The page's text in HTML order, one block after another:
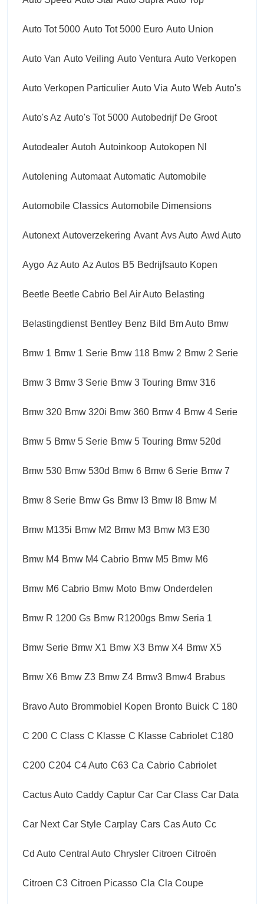
Auto Tot 5000 Auto Tot 5000 Euro Auto Union
Auto Van Auto Veiling Auto Ventura Auto Verkopen
Auto Verkopen Particulier Auto Via Auto Web Auto's
Auto's Az Auto's Tot 5000 Autobedrijf De Groot
Autodealer Autoh Autoinkoop Autokopen Nl
Autolening Automaat Automatic Automobile
Automobile Classics Automobile Dimensions
Autonext Autoverzekering Avant Avs Auto Awd Auto
Aygo Az Auto Az Autos B5 Bedrijfsauto Kopen
Beetle Beetle Cabrio Bel Air Auto Belasting
Belastingdienst Bentley Benz Bild Bm Auto Bmw
Bmw 1 Bmw 1 Serie Bmw 118 Bmw 2 Bmw 2 Serie
Bmw 3 Bmw 3 Serie Bmw 3 Touring Bmw 316
Bmw 320 Bmw 320i Bmw 360 Bmw 4 Bmw 4 Serie
Bmw 5 Bmw 5 Serie Bmw 5 Touring Bmw 520d
Bmw 530 Bmw 530d Bmw 6 Bmw 6 Serie Bmw 7
Bmw 8 Serie Bmw Gs Bmw I3 Bmw I8 Bmw M
Bmw M135i Bmw M2 Bmw M3 Bmw M3 E30
Bmw M4 Bmw M4 Cabrio Bmw M5 Bmw M6
Bmw M6 Cabrio Bmw Moto Bmw Onderdelen
Bmw R 1200 Gs Bmw R1200gs Bmw Seria 1
Bmw Serie Bmw X1 Bmw X3 Bmw X4 Bmw X5
Bmw X6 Bmw Z3 Bmw Z4 Bmw3 Bmw4 Brabus
Bravo Auto Brommobiel Kopen Bronto Buick C 180
C 200 C Class C Klasse C Klasse Cabriolet C180
C200 C204 C4 Auto C63 Ca Cabrio Cabriolet
Cactus Auto Caddy Captur Car Car Class Car Data
Car Next Car Style Carplay Cars Cas Auto Cc
Cd Auto Central Auto Chrysler Citroen Citroën
Citroen C3 Citroen Picasso Cla Cla Coupe